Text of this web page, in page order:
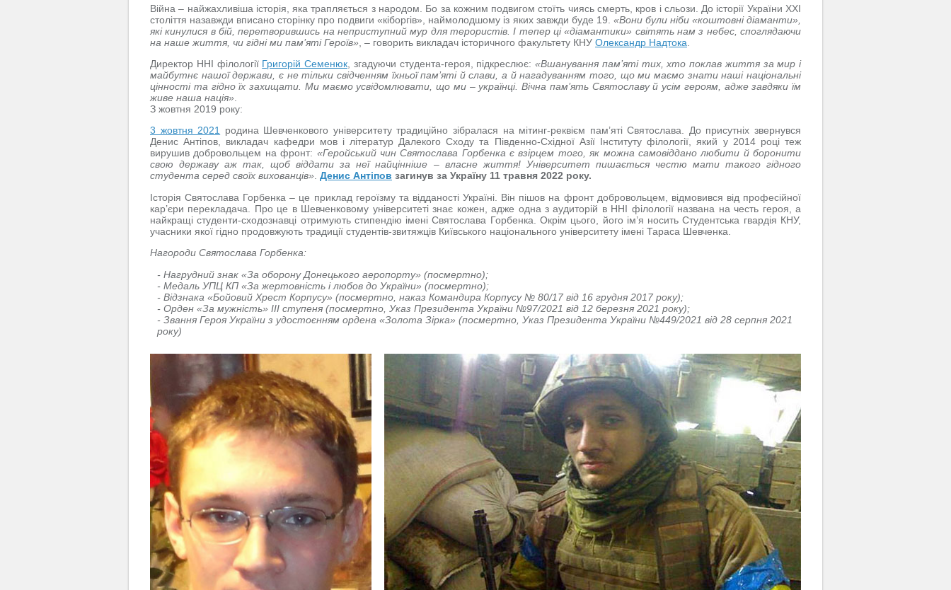
Війна – найжахливіша історія, яка трапляється з народом. Бо за кожним подвигом стоїть чиясь смерть, кров і сльози. До історії України ХХІ
століття назавжди вписано сторінку про подвиги «кіборгів», наймолодшому із яких завжди буде 19. «Вони були ніби «коштовні діаманти»,
які кинулися в бій, перетворившись на неприступний мур для терористів. І тепер ці «діамантики» світять нам з небес, споглядаючи
на наше життя, чи гідні ми пам’яті Героїв» , – говорить викладач історичного факультету КНУ Олександр Надтока
Директор ННІ філології Григорій Семенюк , згадуючи студента-героя, підкреслює: «Вшанування пам’яті тих, хто поклав життя за мир і
майбутнє нашої держави, є не тільки свідченням їхньої пам’яті й слави, а й нагадуванням того, що ми маємо знати наші національні
цінності та гідно їх захищати. Ми маємо усвідомлювати, що ми – українці. Вічна пам’ять Святославу й усім героям, адже завдяки їм
живе наша нація»
З жовтня 2019 року:
3 жовтня 2021 родина Шевченкового університету традиційно зібралася на мітинг-реквієм пам’яті Святослава. До присутніх звернувся
Денис Антіпов, викладач кафедри мов і літератур Далекого Сходу та Південно-Східної Азії Інституту філології, який у 2014 році теж
вирушив добровольцем на фронт: «Геройський чин Святослава Горбенка є взірцем того, як можна самовіддано любити й боронити
свою державу аж так, щоб віддати за неї найцінніше – власне життя! Університет пишається честю мати такого гідного
студента серед своїх вихованців». Денис Антіпов загинув за Україну 11 травня 2022 року.
Історія Святослава Горбенка – це приклад героїзму та відданості Україні. Він пішов на фронт добровольцем, відмовився від професійної
кар’єри перекладача. Про це в Шевченковому університеті знає кожен, адже одна з аудиторій в ННІ філології названа на честь героя, а
найкращі студенти-сходознавці отримують стипендію імені Святослава Горбенка. Окрім цього, його ім’я носить Студентська гвардія КНУ,
учасники якої гідно продовжують традиції студентів-звитяжців Київського національного університету імені Тараса Шевченка.
Нагороди Святослава Горбенка:
Нагрудний знак «За оборону Донецького аеропорту» (посмертно);
Медаль УПЦ КП «За жертовність і любов до України» (посмертно);
Відзнака «Бойовий Хрест Корпусу» (посмертно, наказ Командира Корпусу № 80/17 від 16 грудня 2017 року);
Орден «За мужність» ІІІ ступеня (посмертно, Указ Президента України №97/2021 від 12 березня 2021 року);
Звання Героя України з удостоєнням ордена «Золота Зірка» (посмертно, Указ Президента України №449/2021 від 28 серпня 2021
року)